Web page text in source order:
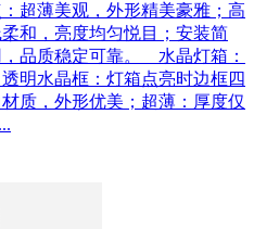
超薄美观，外形精美豪雅；高
和，亮度均匀悦目；安装简
品质稳定可靠。 水晶灯箱：
明水晶框：灯箱点亮时边框四
质，外形优美；超薄：厚度仅